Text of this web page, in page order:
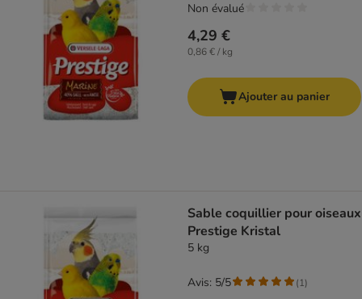
4,29 €
0,86 € / kg
Non évalué
Ajouter au panier
Sable coquillier pour oiseaux
Prestige Kristal
5 kg
Avis: 5/5 (1)